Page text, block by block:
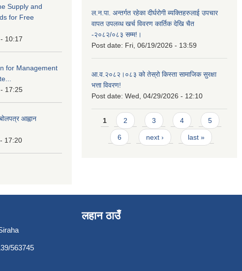
Supply and
for Free
10:17
for Management
17:25
आह्वान
17:20
ल.न.पा. अन्तर्गत रहेका दीर्घरोगी ब्यक्तिहरुलाई उपचार
वापत उपलव्ध खर्च विवरण कार्तिक देखि चैत
-२०८२/०८३ सम्म!।
Post date: Fri, 06/19/2026 - 13:59
आ.व.२०८२।०८३ को तेस्रो किस्ता सामाजिक सुरक्षा
भत्ता विवरण!
Post date: Wed, 04/29/2026 - 12:10
Pages
1 2 3 4 5
6 next › last »
563745
लहान ठाउँ